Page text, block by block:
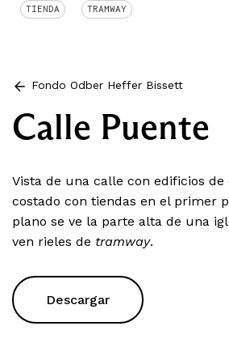
TIENDA TRAMWAY
Fondo Odber Heffer Bissett
Calle Puente
Vista de una calle con edificios de
costado con tiendas en el primer
plano se ve la parte alta de una
ven rieles de tramway.
Descargar